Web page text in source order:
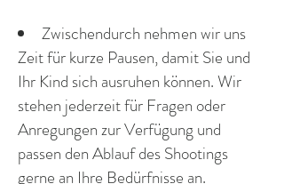
Zwischendurch nehmen wir uns
Zeit für kurze Pausen, damit Sie und
Ihr Kind sich ausruhen können. Wir
stehen jederzeit für Fragen oder
Anregungen zur Verfügung und
passen den Ablauf des Shootings
gerne an Ihre Bedürfnisse an.